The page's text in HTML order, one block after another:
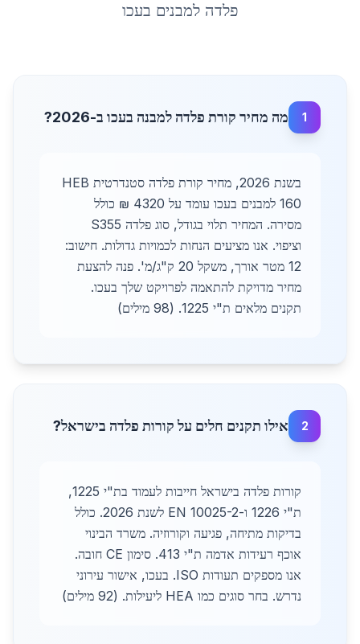
פלדה למבנים בעכו
1 מה מחיר קורת פלדה למבנה בעכו ב-2026?
בשנת 2026, מחיר קורת פלדה סטנדרטית HEB
160 למבנים בעכו עומד על 4320 ₪ כולל
מסירה. המחיר תלוי בגודל, סוג פלדה S355
וציפוי. אנו מציעים הנחות לכמויות גדולות. חישוב:
12 מטר אורך, משקל 20 ק"ג/מ'. פנה להצעת
מחיר מדויקת להתאמה לפרויקט שלך בעכו.
תקנים מלאים ת"י 1225. (98 מילים)
2 אילו תקנים חלים על קורות פלדה בישראל?
קורות פלדה בישראל חייבות לעמוד בת"י 1225,
ת"י 1226 ו-EN 10025-2 לשנת 2026. כולל
בדיקות מתיחה, פגיעה וקורוזיה. משרד הבינוי
אוכף רעידות אדמה ת"י 413. סימון CE חובה.
אנו מספקים תעודות ISO. בעכו, אישור עירוני
נדרש. בחר סוגים כמו HEA ליעילות. (92 מילים)